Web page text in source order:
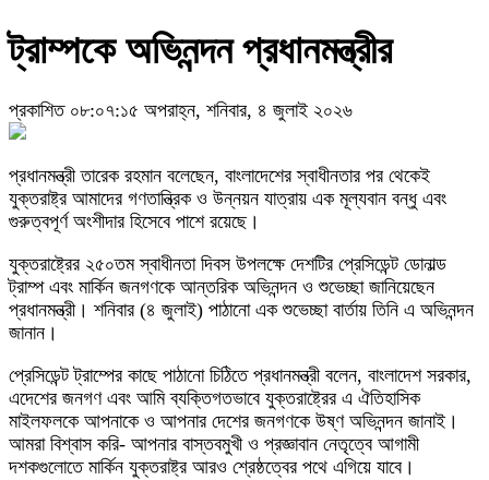
ট্রাম্পকে অভিনন্দন প্রধানমন্ত্রীর
প্রকাশিত ০৮:০৭:১৫ অপরাহ্ন, শনিবার, ৪ জুলাই ২০২৬
প্রধানমন্ত্রী তারেক রহমান বলেছেন, বাংলাদেশের স্বাধীনতার পর থেকেই
যুক্তরাষ্ট্র আমাদের গণতান্ত্রিক ও উন্নয়ন যাত্রায় এক মূল্যবান বন্ধু এবং
গুরুত্বপূর্ণ অংশীদার হিসেবে পাশে রয়েছে।
যুক্তরাষ্ট্রের ২৫০তম স্বাধীনতা দিবস উপলক্ষে দেশটির প্রেসিডেন্ট ডোনাল্ড
ট্রাম্প এবং মার্কিন জনগণকে আন্তরিক অভিনন্দন ও শুভেচ্ছা জানিয়েছেন
প্রধানমন্ত্রী। শনিবার (৪ জুলাই) পাঠানো এক শুভেচ্ছা বার্তায় তিনি এ অভিনন্দন
জানান।
প্রেসিডেন্ট ট্রাম্পের কাছে পাঠানো চিঠিতে প্রধানমন্ত্রী বলেন, বাংলাদেশ সরকার,
এদেশের জনগণ এবং আমি ব্যক্তিগতভাবে যুক্তরাষ্ট্রের এ ঐতিহাসিক
মাইলফলকে আপনাকে ও আপনার দেশের জনগণকে উষ্ণ অভিনন্দন জানাই।
আমরা বিশ্বাস করি- আপনার বাস্তবমুখী ও প্রজ্ঞাবান নেতৃত্বে আগামী
দশকগুলোতে মার্কিন যুক্তরাষ্ট্র আরও শ্রেষ্ঠত্বের পথে এগিয়ে যাবে।